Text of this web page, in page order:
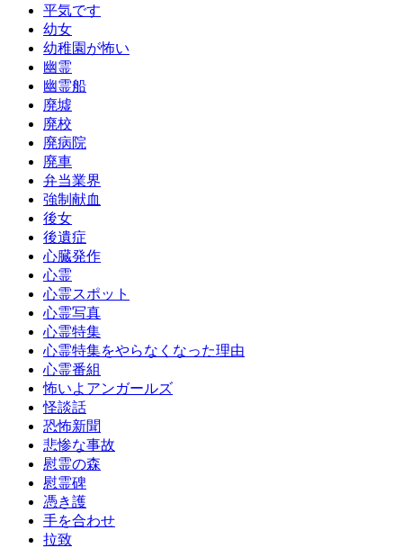
平気です
幼女
幼稚園が怖い
幽霊
幽霊船
廃墟
廃校
廃病院
廃車
弁当業界
強制献血
後女
後遺症
心臓発作
心霊
心霊スポット
心霊写真
心霊特集
心霊特集をやらなくなった理由
心霊番組
怖いよアンガールズ
怪談話
恐怖新聞
悲惨な事故
慰霊の森
慰霊碑
憑き護
手を合わせ
拉致